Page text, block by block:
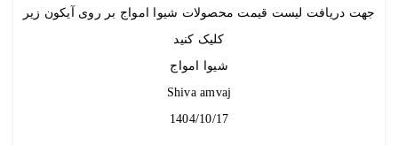
جهت دریافت لیست قیمت محصولات شیوا امواج بر روی آیکون زیر
کلیک کنید
شیوا امواج
Shiva amvaj
1404/10/17